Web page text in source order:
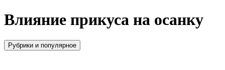
Влияние прикуса на осанку
Рубрики и популярное